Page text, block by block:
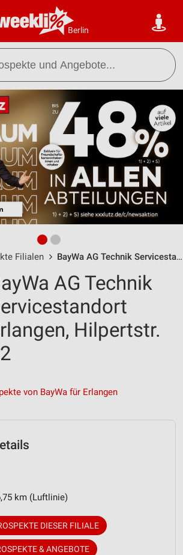
Berlin
Filialen BayWa AG Technik Servicestandort Erlangen / Hilpertstr. 22 - Öffnungszeiten & Adresse
AG Technik
Hilpertstr.
von BayWa für Erlangen
km (Luftlinie)
DIESER FILIALE
& ANGEBOTE